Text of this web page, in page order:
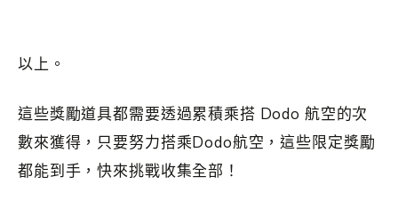
以上。
這些獎勵道具都需要透過累積乘搭 Dodo 航空的次
數來獲得，只要努力搭乘Dodo航空，這些限定獎勵
都能到手，快來挑戰收集全部！